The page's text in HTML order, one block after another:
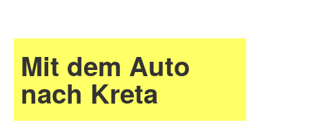
Mit dem Auto
nach Kreta